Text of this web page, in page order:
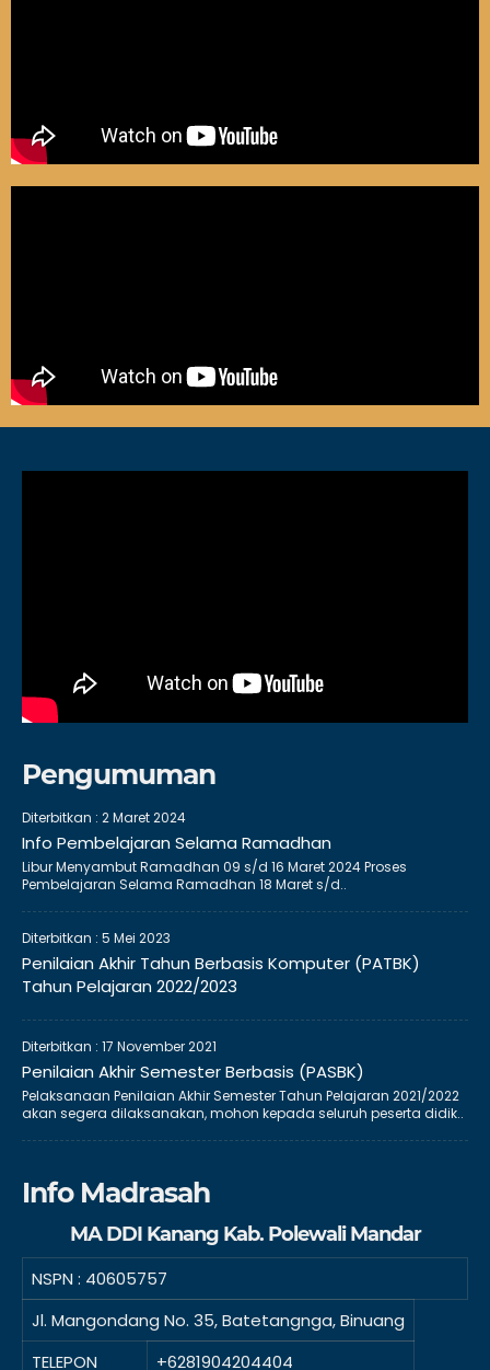
Pengumuman
Diterbitkan : 2 Maret 2024
Info Pembelajaran Selama Ramadhan
Libur Menyambut Ramadhan 09 s/d 16 Maret 2024 Proses
Pembelajaran Selama Ramadhan 18 Maret s/d..
Diterbitkan : 5 Mei 2023
Penilaian Akhir Tahun Berbasis Komputer (PATBK)
Tahun Pelajaran 2022/2023
Diterbitkan : 17 November 2021
Penilaian Akhir Semester Berbasis (PASBK)
Pelaksanaan Penilaian Akhir Semester Tahun Pelajaran 2021/2022
akan segera dilaksanakan, mohon kepada seluruh peserta didik..
Info Madrasah
MA DDI Kanang Kab. Polewali Mandar
NSPN : 40605757
Jl. Mangondang No. 35, Batetangnga, Binuang
TELEPON
+6281904204404